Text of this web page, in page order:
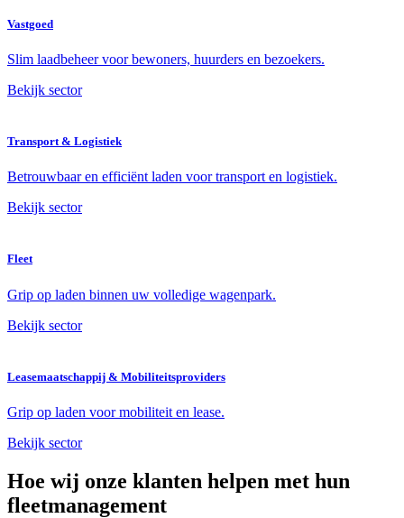
Vastgoed
Slim laadbeheer voor bewoners, huurders en bezoekers.
Bekijk sector
Transport & Logistiek
Betrouwbaar en efficiënt laden voor transport en logistiek.
Bekijk sector
Fleet
Grip op laden binnen uw volledige wagenpark.
Bekijk sector
Leasemaatschappij & Mobiliteitsproviders
Grip op laden voor mobiliteit en lease.
Bekijk sector
Hoe wij onze klanten helpen met hun
fleetmanagement